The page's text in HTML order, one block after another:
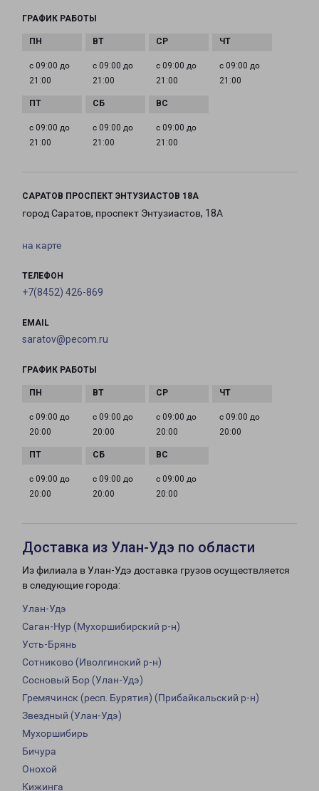
ГРАФИК РАБОТЫ
с 09:00 до
21:00
с 09:00 до
21:00
с 09:00 до
21:00
с 09:00 до
21:00
с 09:00 до
21:00
с 09:00 до
21:00
с 09:00 до
21:00
САРАТОВ ПРОСПЕКТ ЭНТУЗИАСТОВ 18А
город Саратов, проспект Энтузиастов, 18А
на карте
ТЕЛЕФОН
+7(8452) 426-869
EMAIL
saratov@pecom.ru
ГРАФИК РАБОТЫ
с 09:00 до
20:00
с 09:00 до
20:00
с 09:00 до
20:00
с 09:00 до
20:00
с 09:00 до
20:00
с 09:00 до
20:00
с 09:00 до
20:00
Доставка из Улан-Удэ по области
Из филиала в Улан-Удэ доставка грузов осуществляется
в следующие города:
Улан-Удэ
Саган-Нур (Мухоршибирский р-н)
Усть-Брянь
Сотниково (Иволгинский р-н)
Сосновый Бор (Улан-Удэ)
Гремячинск (респ. Бурятия) (Прибайкальский р-н)
Звездный (Улан-Удэ)
Мухоршибирь
Бичура
Онохой
Кижинга